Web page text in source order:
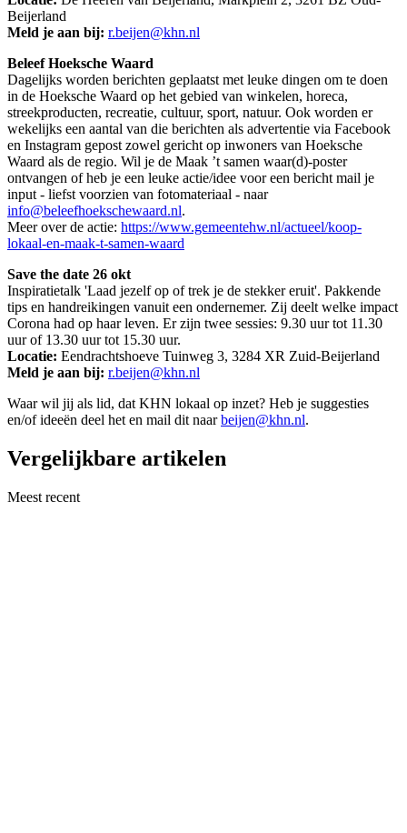
Beijerland
Meld je aan bij: r.beijen@khn.nl
Beleef Hoeksche Waard
Dagelijks worden berichten geplaatst met leuke dingen om te doen
in de Hoeksche Waard op het gebied van winkelen, horeca,
streekproducten, recreatie, cultuur, sport, natuur. Ook worden er
wekelijks een aantal van die berichten als advertentie via Facebook
en Instagram gepost zowel gericht op inwoners van Hoeksche
Waard als de regio. Wil je de Maak ’t samen waar(d)-poster
ontvangen of heb je een leuke actie/idee voor een bericht mail je
input - liefst voorzien van fotomateriaal - naar
info@beleefhoekschewaard.nl.
Meer over de actie: https://www.gemeentehw.nl/actueel/koop-
lokaal-en-maak-t-samen-waard
Save the date 26 okt
Inspiratietalk 'Laad jezelf op of trek je de stekker eruit'. Pakkende
tips en handreikingen vanuit een ondernemer. Zij deelt welke impact
Corona had op haar leven. Er zijn twee sessies: 9.30 uur tot 11.30
uur of 13.30 uur tot 15.30 uur.
Locatie: Eendrachtshoeve Tuinweg 3, 3284 XR Zuid-Beijerland
Meld je aan bij: r.beijen@khn.nl
Waar wil jij als lid, dat KHN lokaal op inzet? Heb je suggesties
en/of ideeën deel het en mail dit naarbeijen@khn.nl.
Vergelijkbare artikelen
Meest recent